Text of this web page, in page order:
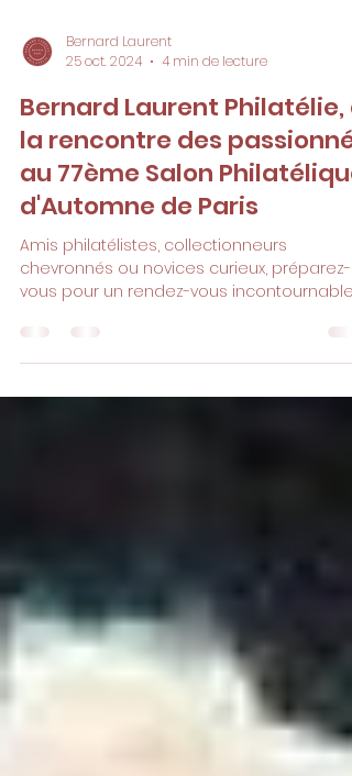
Bernard Laurent
25 oct. 2024
4 min de lecture
Bernard Laurent Philatélie, à
la rencontre des passionnés
au 77ème Salon Philatélique
d'Automne de Paris
vous pour un rendez-vous incontournable: